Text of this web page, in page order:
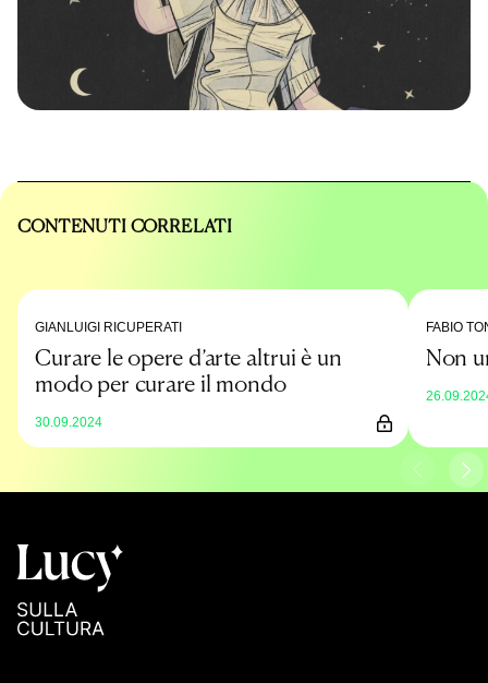
CONTENUTI CORRELATI
GIANLUIGI RICUPERATI
Curare le opere d’arte altrui è un
modo per curare il mondo
30.09.2024
FABIO
Non